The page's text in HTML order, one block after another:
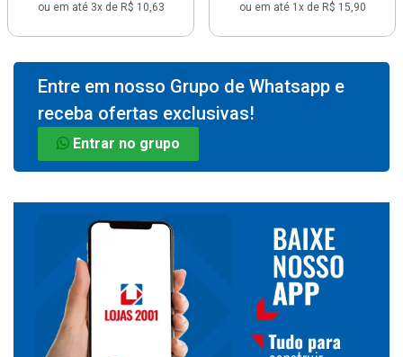
ou em até 3x de R$ 10,63 ou em até 1x de R$ 15,90
Entre em nosso Grupo de Whatsapp e
receba ofertas exclusivas!
Entrar no grupo